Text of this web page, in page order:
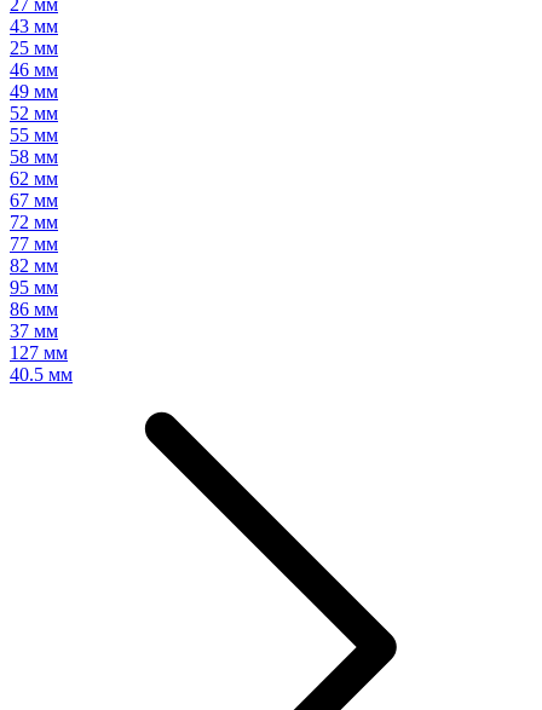
27 мм
43 мм
25 мм
46 мм
49 мм
52 мм
55 мм
58 мм
62 мм
67 мм
72 мм
77 мм
82 мм
95 мм
86 мм
37 мм
127 мм
40.5 мм